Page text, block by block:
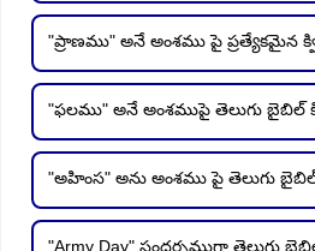
"ప్రాణము" అనే అంశము పై ప్రత్యేకమైన
"ఫలము" అనే అంశముపై తెలుగు బైబిల్
"అహింస" అను అంశము పై తెలుగు
"Army Day" సందర్భముగా తెలుగు